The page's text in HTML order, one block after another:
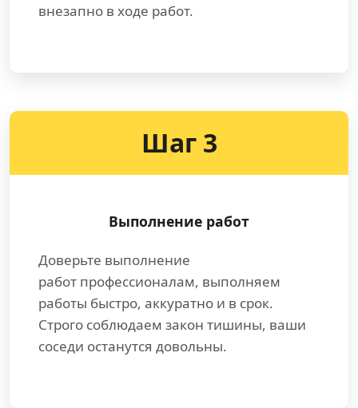
внезапно в ходе работ.
Шаг 3
Выполнение работ
Доверьте выполнение
работ профессионалам, выполняем
работы быстро, аккуратно и в срок.
Строго соблюдаем закон тишины, ваши
соседи останутся довольны.